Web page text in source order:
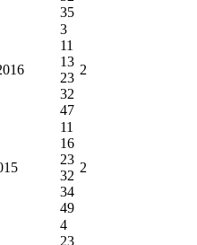
35
3
11
13
23
32
47
2
11
16
23
32
34
49
2
4
23